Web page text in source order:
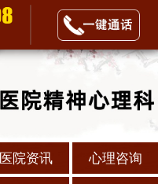
医院资讯 心理咨询